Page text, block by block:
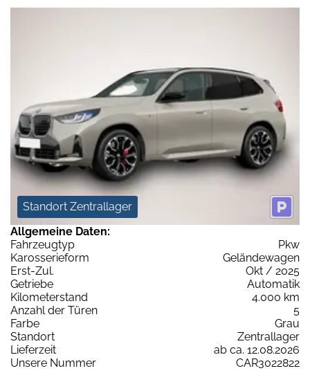
Standort Zentrallager
Allgemeine Daten:
Fahrzeugtyp
Pkw
Karosserieform
Geländewagen
Erst-Zul.
Okt / 2025
Getriebe
Automatik
Kilometerstand
4.000 km
Anzahl der Türen
5
Farbe
Grau
Standort
Zentrallager
Lieferzeit
ab ca. 12.08.2026
Unsere Nummer
CAR3022822